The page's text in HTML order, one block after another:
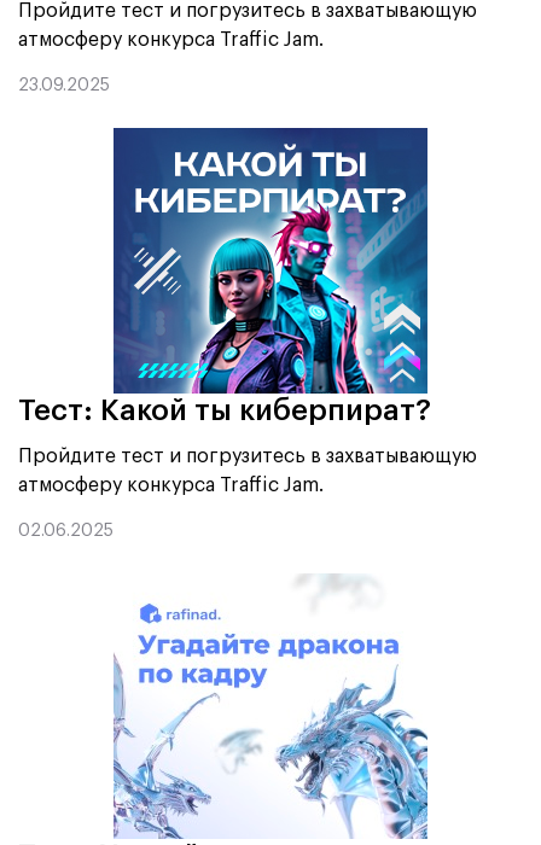
Пройдите тест и погрузитесь в захватывающую
атмосферу конкурса Traffic Jam.
23.09.2025
Тест: Какой ты киберпират?
Пройдите тест и погрузитесь в захватывающую
атмосферу конкурса Traffic Jam.
02.06.2025